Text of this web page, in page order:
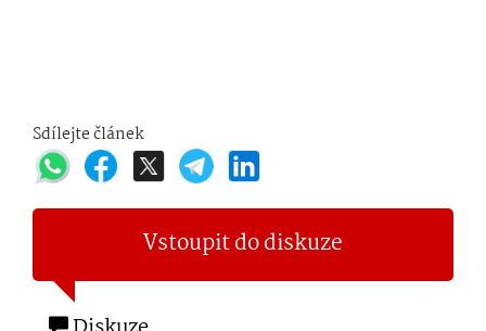
Sdílejte článek
Vstoupit do diskuze